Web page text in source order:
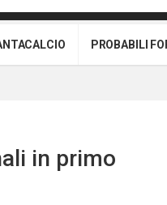
PROBABILI
in primo